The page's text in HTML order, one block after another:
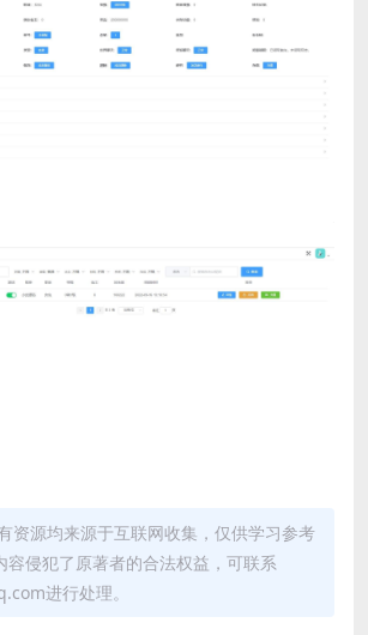
资源均来源于互联网收集，仅供学习参考
容侵犯了原著者的合法权益，可联系
进行处理。